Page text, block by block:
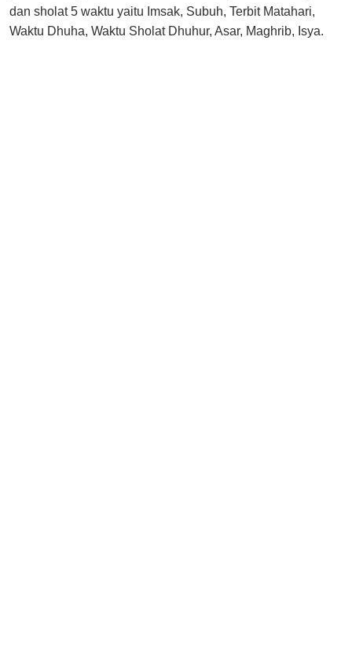
dan sholat 5 waktu yaitu Imsak, Subuh, Terbit Matahari,
Waktu Dhuha, Waktu Sholat Dhuhur, Asar, Maghrib, Isya.